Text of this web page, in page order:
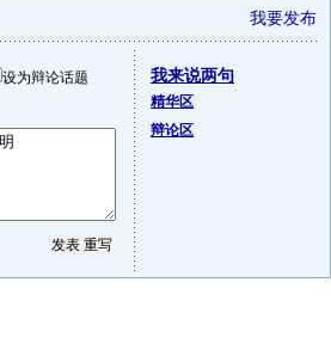
我要发布
设为辩论话题 我来说两句
精华区
辩论区